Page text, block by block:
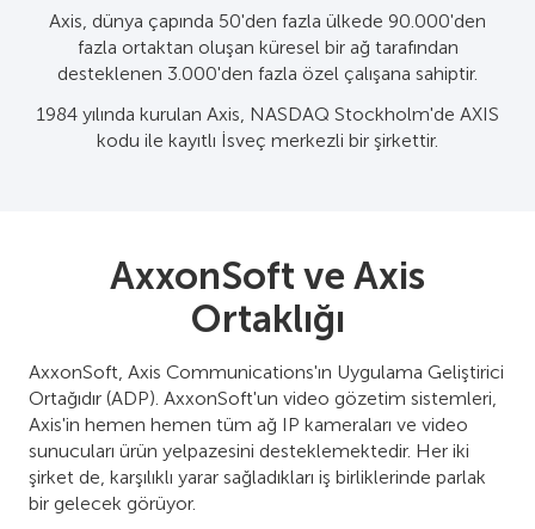
Axis, dünya çapında 50'den fazla ülkede 90.000'den
fazla ortaktan oluşan küresel bir ağ tarafından
desteklenen 3.000'den fazla özel çalışana sahiptir.
1984 yılında kurulan Axis, NASDAQ Stockholm'de AXIS
kodu ile kayıtlı İsveç merkezli bir şirkettir.
AxxonSoft ve Axis
Ortaklığı
AxxonSoft, Axis Communications'ın Uygulama Geliştirici
Ortağıdır (ADP). AxxonSoft'un video gözetim sistemleri,
Axis'in hemen hemen tüm ağ IP kameraları ve video
sunucuları ürün yelpazesini desteklemektedir. Her iki
şirket de, karşılıklı yarar sağladıkları iş birliklerinde parlak
bir gelecek görüyor.